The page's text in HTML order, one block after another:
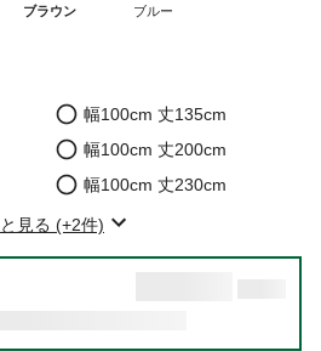
ブラウン ブルー
幅100cm 丈135cm
幅100cm 丈200cm
幅100cm 丈230cm
見る (+2件)